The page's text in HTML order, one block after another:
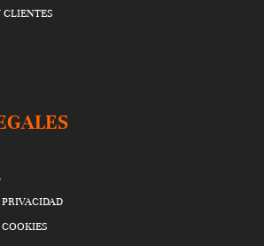
CLIENTES